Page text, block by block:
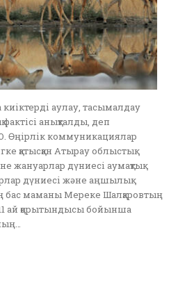
аулау, тасымалдау
анықталды, деп
коммуникациялар
қатысқан Атырау облыстық
дүниесі аумақтық
дүниесі және аңшылық
маманы Мереке Шалқаровтың
ай қорытындысы бойынша